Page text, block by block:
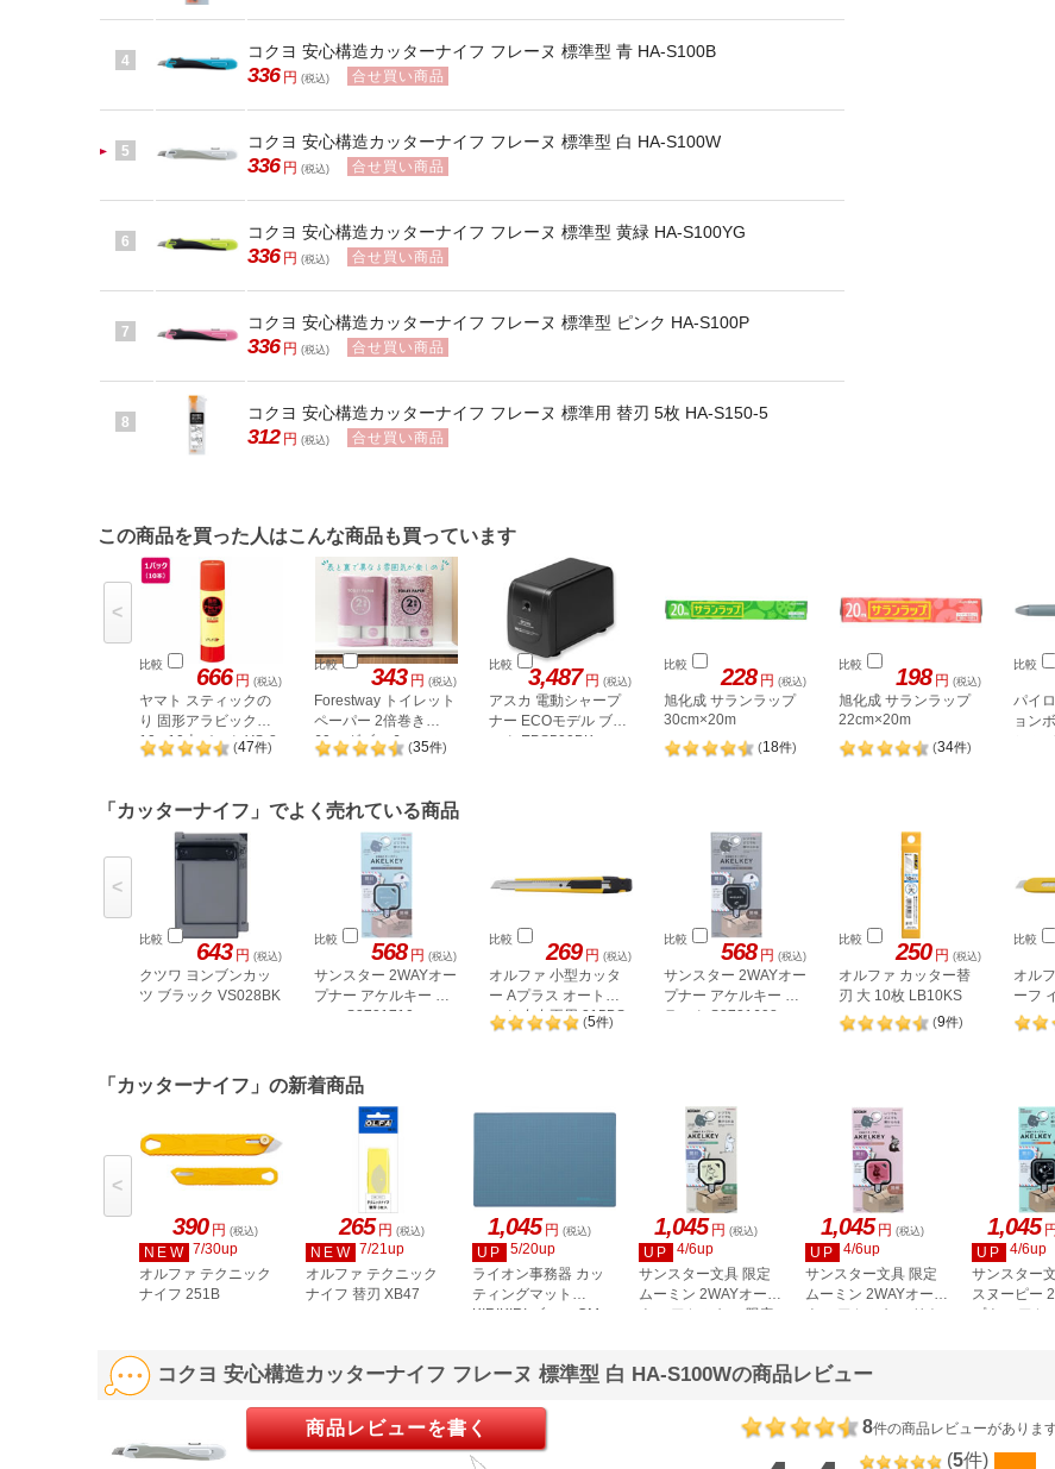
4 コクヨ 安心構造カッターナイフ フレーヌ 標準型 青 HA-S100B
336 円 (税込) 合せ買い商品
5 コクヨ 安心構造カッターナイフ フレーヌ 標準型 白 HA-S100W
336 円 (税込) 合せ買い商品
6 コクヨ 安心構造カッターナイフ フレーヌ 標準型 黄緑 HA-S100YG
336 円 (税込) 合せ買い商品
7 コクヨ 安心構造カッターナイフ フレーヌ 標準型 ピンク HA-S100P
336 円 (税込) 合せ買い商品
8 コクヨ 安心構造カッターナイフ フレーヌ 標準用 替刃 5枚 HA-S150-5
312 円 (税込) 合せ買い商品
この商品を買った人はこんな商品も買っています
比較 666 円 (税込)
ヤマト スティックの
り 固形アラビック
10g 10本パック YS-8-
10S
(47件)
比較 343 円 (税込)
Forestway トイレット
ペーパー 2倍巻き
60m ダブル 6ロール
(35件)
比較 3,487 円 (税込)
アスカ 電動シャープ
ナー ECOモデル ブラ
ック EPS500BK
比較 228 円 (税込)
旭化成 サランラップ
30cm×20m
(18件)
比較 198 円 (税込)
旭化成 サランラップ
22cm×20m
(34件)
比較
パイ
ョン
シル
<
「カッターナイフ」でよく売れている商品
比較 643 円 (税込)
クツワ ヨンブンカッ
ツ ブラック VS028BK
比較 568 円 (税込)
サンスター 2WAYオー
プナー アケルキー ブ
ルー S3721710
比較 269 円 (税込)
オルファ 小型カッタ
ー Aプラス オートロ
ック 左右両用 215BS
(5件)
比較 568 円 (税込)
サンスター 2WAYオー
プナー アケルキー ブ
ラック S3721698
比較 250 円 (税込)
オルファ カッター替
刃 大 10枚 LB10KS
(9件)
比較
オル
ーフ
<
「カッターナイフ」の新着商品
390 円 (税込)
NEW 7/30up
オルファ テクニック
ナイフ 251B
265 円 (税込)
NEW 7/21up
オルファ テクニック
ナイフ 替刃 XB47
1,045 円 (税込)
UP
5/20up
ライオン事務器 カッ
ティングマット
KIRIKIRI ブルー CM-
1,045 円 (税込)
UP
4/6up
サンスター文具 限定
ムーミン 2WAYオープ
ナー アケルキー 限定
1,045 円 (税込)
UP
4/6up
サンスター文具 限定
ムーミン 2WAYオープ
ナー アケルキー リト
1,045 円
UP
4/6up
サンスター
スヌーピー
プナー アケ
<
コクヨ 安心構造カッターナイフ フレーヌ 標準型 白 HA-S100Wの商品レビュー
8件の商品レビューがありま
(5件)
商品レビューを書く